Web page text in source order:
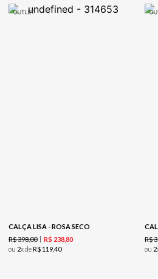
CALÇA LISA - ROSA SECO
R$398,00 R$ 23880
ou 2x deR$ 11940
R$
ou 2